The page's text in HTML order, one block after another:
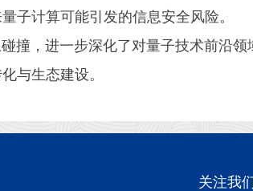
子计算可能引发的信息安全风险。
撞，进一步深化了对量子技术前沿领
与生态建设。
关注我